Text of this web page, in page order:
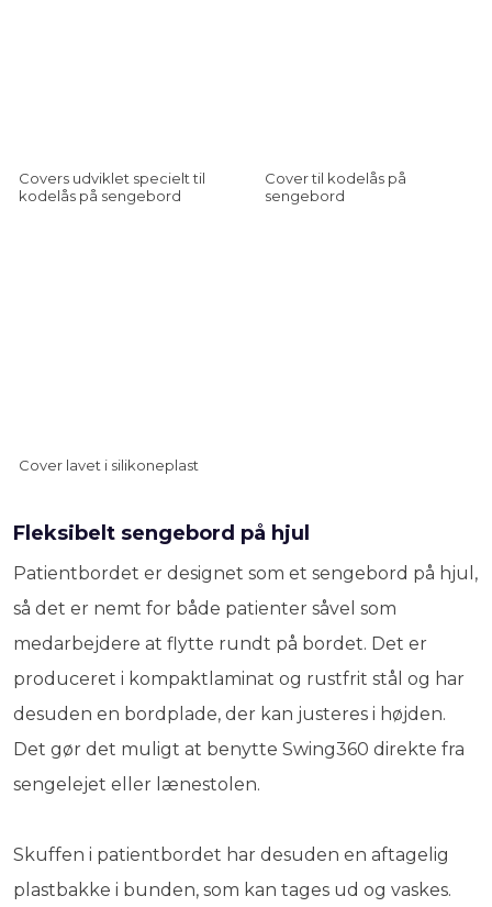
Covers udviklet specielt til
kodelås på sengebord
Cover til kodelås på
sengebord
Cover lavet i silikoneplast
Fleksibelt sengebord på hjul
Patientbordet er designet som et sengebord på hjul,
så det er nemt for både patienter såvel som
medarbejdere at flytte rundt på bordet. Det er
produceret i kompaktlaminat og rustfrit stål og har
desuden en bordplade, der kan justeres i højden.
Det gør det muligt at benytte Swing360 direkte fra
sengelejet eller lænestolen.
Skuffen i patientbordet har desuden en aftagelig
plastbakke i bunden, som kan tages ud og vaskes.